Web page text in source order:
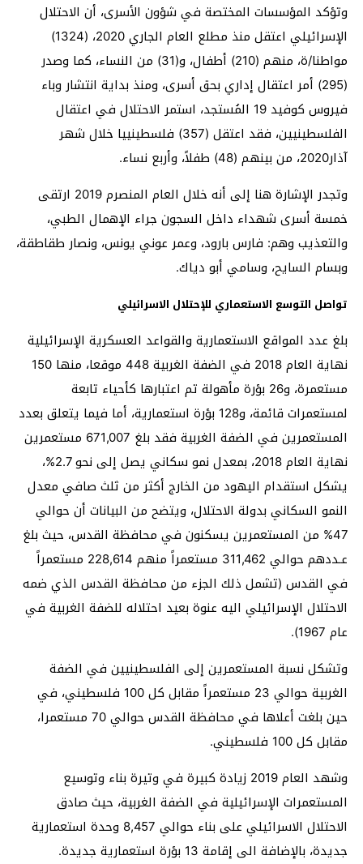
وتؤكد المؤسسات المختصة في شؤون الأسرى، أن الاحتلال
الإسرائيلي اعتقل منذ مطلع العام الجاري 2020، (1324)
مواطنا/ة، منهم (210) أطفال، و(31) من النساء، كما وصدر
(295) أمر اعتقال إداري بحق أسرى، ومنذ بداية انتشار وباء
فيروس كوفيد 19 المُستجد، استمر الاحتلال في اعتقال
الفلسطينيين، فقد اعتقل (357) فلسطينييا خلال شهر
آذار2020، من بينهم (48) طفلاً، وأربع نساء.
وتجدر الإشارة هنا إلى أنه خلال العام المنصرم 2019 ارتقى
خمسة أسرى شهداء داخل السجون جراء الإهمال الطبي،
والتعذيب وهم: فارس بارود، وعمر عوني يونس، ونصار طقاطقة،
وبسام السايح، وسامي أبو دياك.
تواصل التوسع الاستعماري للإحتلال الاسرائيلي
بلغ عدد المواقع الاستعمارية والقواعد العسكرية الإسرائيلية
نهاية العام 2018 في الضفة الغربية 448 موقعا، منها 150
مستعمرة، و26 بؤرة مأهولة تم اعتبارها كأحياء تابعة
لمستعمرات قائمة، و128 بؤرة استعمارية، أما فيما يتعلق بعدد
المستعمرين في الضفة الغربية فقد بلغ 671,007 مستعمرين
نهاية العام 2018، بمعدل نمو سكاني يصل إلى نحو 2.7%،
يشكل استقدام اليهود من الخارج أكثر من ثلث صافي معدل
النمو السكاني بدولة الاحتلال، ويتضح من البيانات أن حوالي
47% من المستعمرين يسكنون في محافظة القدس، حيث بلغ
عـددهم حوالي 311,462 مستعمراً منهم 228,614 مستعمراً
في القدس (تشمل ذلك الجزء من محافظة القدس الذي ضمه
الاحتلال الإسرائيلي اليه عنوة بعيد احتلاله للضفة الغربية في
عام 1967).
وتشكل نسبة المستعمرين إلى الفلسطينيين في الضفة
الغربية حوالي 23 مستعمراً مقابل كل 100 فلسطيني، في
حين بلغت أعلاها في محافظة القدس حوالي 70 مستعمرا،
مقابل كل 100 فلسطيني.
وشهد العام 2019 زيادة كبيرة في وتيرة بناء وتوسيع
المستعمرات الإسرائيلية في الضفة الغربية، حيث صادق
الاحتلال الاسرائيلي على بناء حوالي 8,457 وحدة استعمارية
جديدة، بالإضافة الى إقامة 13 بؤرة استعمارية جديدة.